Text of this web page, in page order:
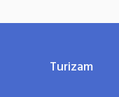
Turizam